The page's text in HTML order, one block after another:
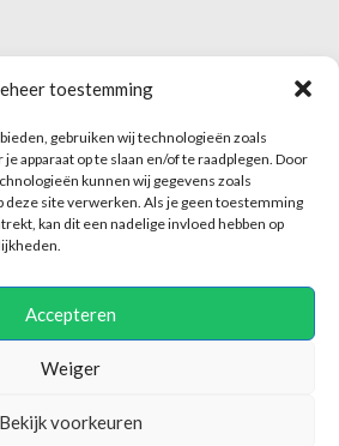
toestemming
gebruiken wij technologieën zoals
apparaat op te slaan en/of te raadplegen. Door
kunnen wij gegevens zoals
deze site verwerken. Als je geen toestemming
kan dit een nadelige invloed hebben op
Accepteren
Weiger
Bekijk voorkeuren
dit platform mogelijk en is niet verantwoordelijk of
van het contact tussen hulpaanbieder en hulpvrager.